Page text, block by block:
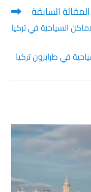
المقالة السابقة
السياحية في تركيا
في طرابزون تركيا